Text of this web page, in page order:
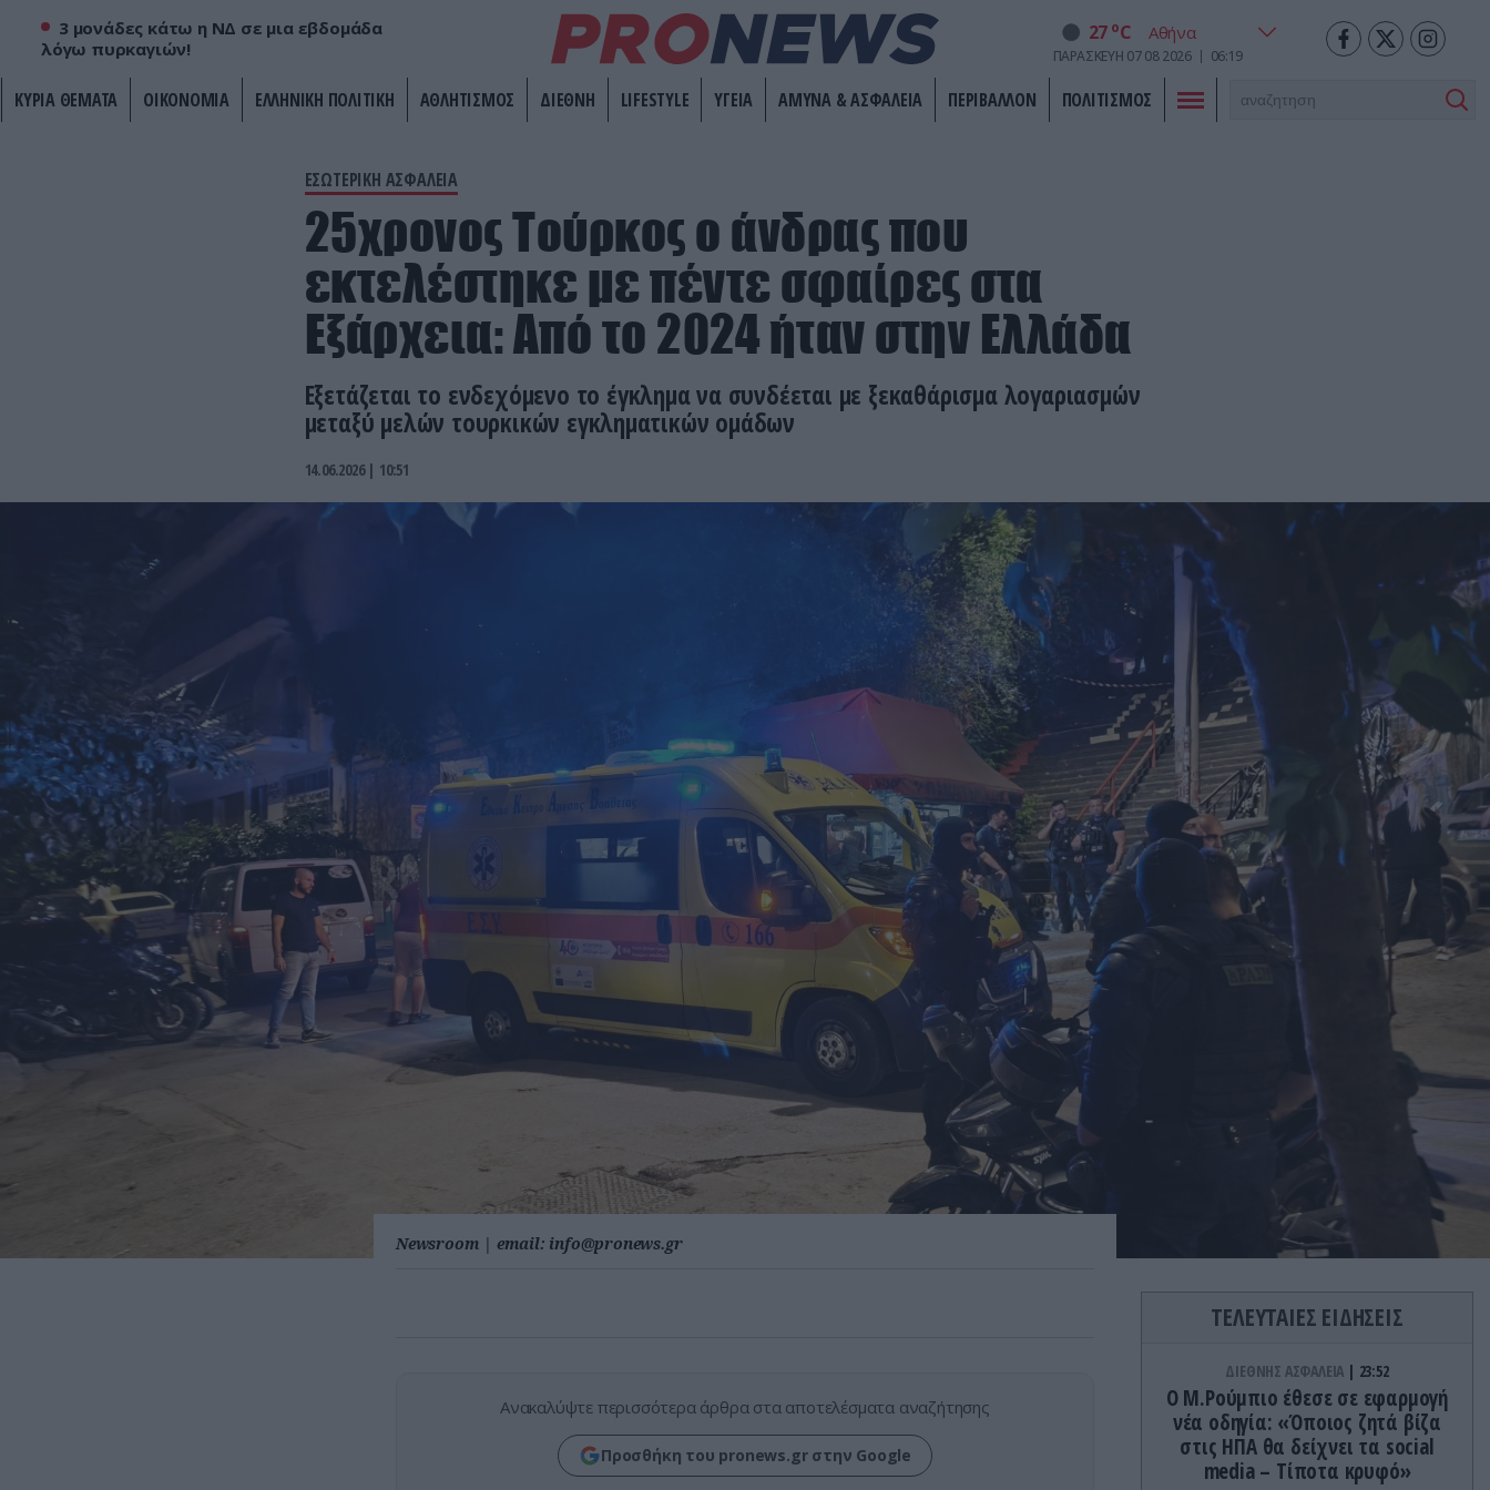
3 μονάδες κάτω η ΝΔ σε μια εβδομάδα
λόγω πυρκαγιών!
27 oC
ΠΑΡΑΣΚΕΥΗ 07 08 2026 06:19
ΚΥΡΙΑ ΘΕΜΑΤΑ ΟΙΚΟΝΟΜΙΑ ΕΛΛΗΝΙΚΗ ΠΟΛΙΤΙΚΗ ΑΘΛΗΤΙΣΜΟΣ ΔΙΕΘΝΗ LIFESTYLE ΥΓΕΙΑ ΑΜΥΝΑ & ΑΣΦΑΛΕΙΑ ΠΕΡΙΒΑΛΛΟΝ ΠΟΛΙΤΙΣΜΟΣ
ΕΣΩΤΕΡΙΚΗ ΑΣΦΑΛΕΙΑ
25χρονος Τούρκος ο άνδρας που
εκτελέστηκε με πέντε σφαίρες στα
Εξάρχεια: Από το 2024 ήταν στην Ελλάδα
Εξετάζεται το ενδεχόμενο το έγκλημα να συνδέεται με ξεκαθάρισμα λογαριασμών
μεταξύ μελών τουρκικών εγκληματικών ομάδων
14.06.2026 | 10:51
Newsroom | email: info@pronews.gr
Ανακαλύψτε περισσότερα άρθρα στα αποτελέσματα αναζήτησης
Προσθήκη του pronews.gr στην Google
ΤΕΛΕΥΤΑΙΕΣ ΕΙΔΗΣΕΙΣ
ΔΙΕΘΝΗΣ ΑΣΦΑΛΕΙΑ 23:52
Ο Μ.Ρούμπιο έθεσε σε εφαρμογή
νέα οδηγία: «Όποιος ζητά βίζα
στις ΗΠΑ θα δείχνει τα social
media – Τίποτα κρυφό»